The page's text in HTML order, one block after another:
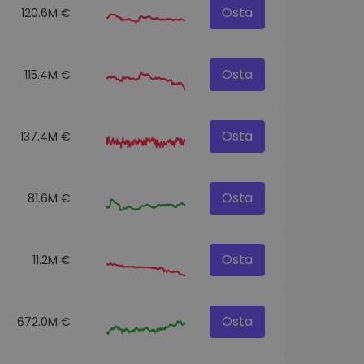
120.6M € Osta
115.4M € Osta
137.4M € Osta
81.6M € Osta
11.2M € Osta
672.0M € Osta